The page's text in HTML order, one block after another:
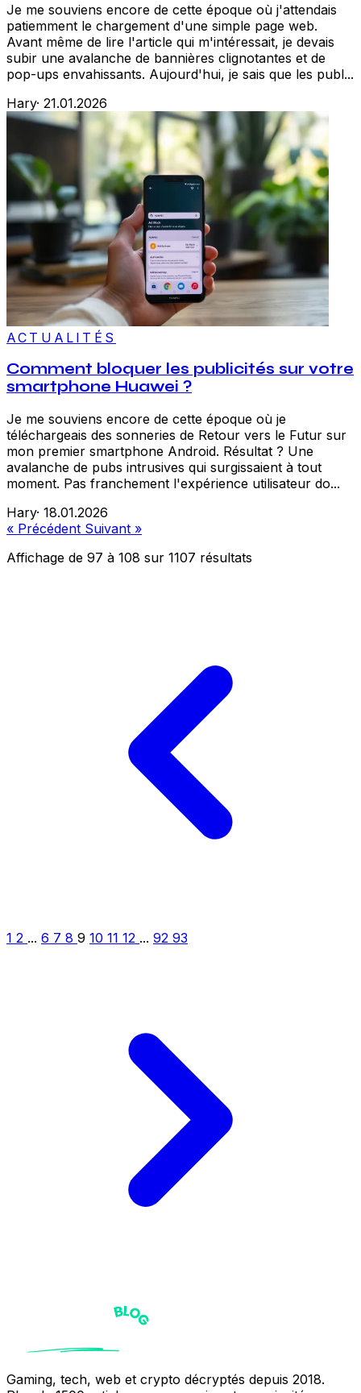
Je me souviens encore de cette époque où j'attendais
patiemment le chargement d'une simple page web.
Avant même de lire l'article qui m'intéressait, je devais
subir une avalanche de bannières clignotantes et de
pop-ups envahissants. Aujourd'hui, je sais que les publ...
Hary· 21.01.2026
ACTUALITÉS
Comment bloquer les publicités sur votre
smartphone Huawei ?
Je me souviens encore de cette époque où je
téléchargeais des sonneries de Retour vers le Futur sur
mon premier smartphone Android. Résultat ? Une
avalanche de pubs intrusives qui surgissaient à tout
moment. Pas franchement l'expérience utilisateur do...
Hary· 18.01.2026
« Précédent Suivant »
Affichage de 97 à 108 sur 1107 résultats
1 2 ... 6 7 8 9 10 11 12 ... 92 93
Gaming, tech, web et crypto décryptés depuis 2018.